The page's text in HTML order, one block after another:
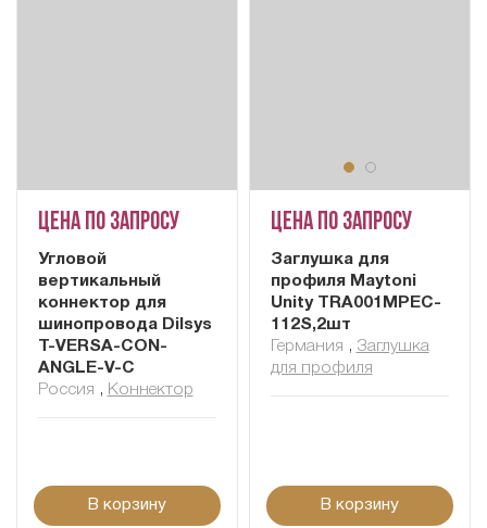
Цена по запросу
Угловой
вертикальный
коннектор для
шинопровода Dilsys
T-VERSA-CON-
ANGLE-V-C
Россия , Коннектор
В корзину
Цена по запросу
Заглушка для
профиля Maytoni
Unity TRA001MPEC-
112S,2шт
Германия , Заглушка
для профиля
В корзину